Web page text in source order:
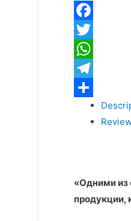
170x70
quantity
Facebook
Twitter
WhatsApp
Telegram
Отправить
«Одними из
продукции,